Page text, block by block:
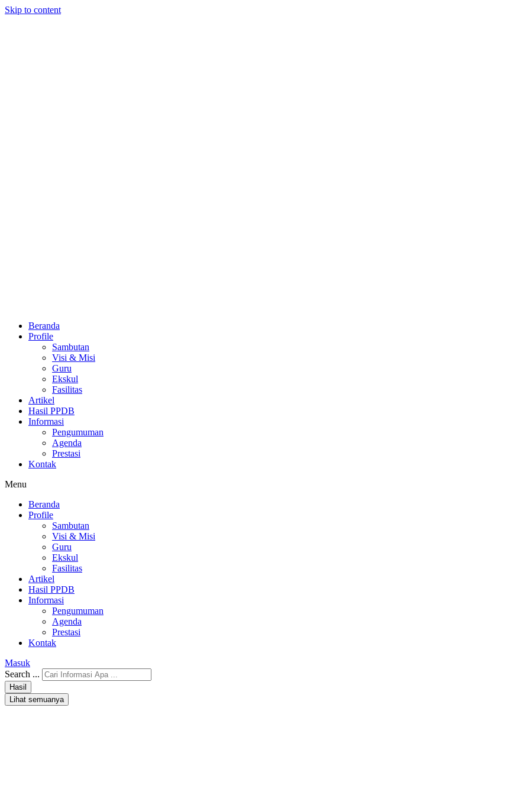
Skip to content
Beranda
Profile
Sambutan
Visi & Misi
Guru
Ekskul
Fasilitas
Artikel
Hasil PPDB
Informasi
Pengumuman
Agenda
Prestasi
Kontak
Menu
Beranda
Profile
Sambutan
Visi & Misi
Guru
Ekskul
Fasilitas
Artikel
Hasil PPDB
Informasi
Pengumuman
Agenda
Prestasi
Kontak
Masuk
Search ...
Hasil
Lihat semuanya